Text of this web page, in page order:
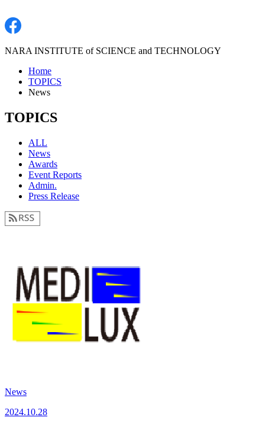
NARA INSTITUTE of SCIENCE and TECHNOLOGY
Home
TOPICS
News
TOPICS
ALL
News
Awards
Event Reports
Admin.
Press Release
News
2024.10.28